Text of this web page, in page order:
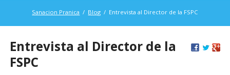
Sanacion Pranica Blog Entrevista al Director de la FSPC
Entrevista al Director de la
FSPC